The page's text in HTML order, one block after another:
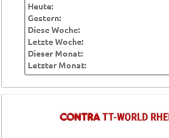
Heute:
Gestern:
Diese Woche:
Letzte Woche:
Dieser Monat:
Letzter Monat: